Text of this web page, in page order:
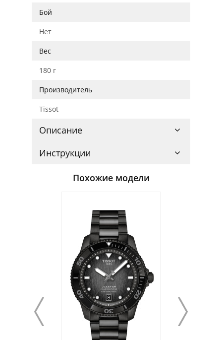
Бой
Нет
Вес
180 г
Производитель
Tissot
Описание
Инструкции
Похожие модели